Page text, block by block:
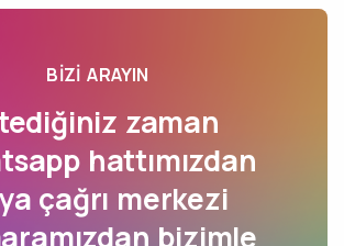
BIZI ARAYIN
zaman
hattımızdan
çağrı merkezi
bizimle